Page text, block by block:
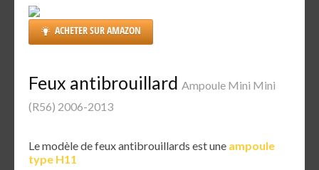
ACHETER SUR AMAZON
Feux antibrouillard Ampoule Mini Mini
(R56) 2006-2013
Le modèle de feux antibrouillards est une ampoule
type H11